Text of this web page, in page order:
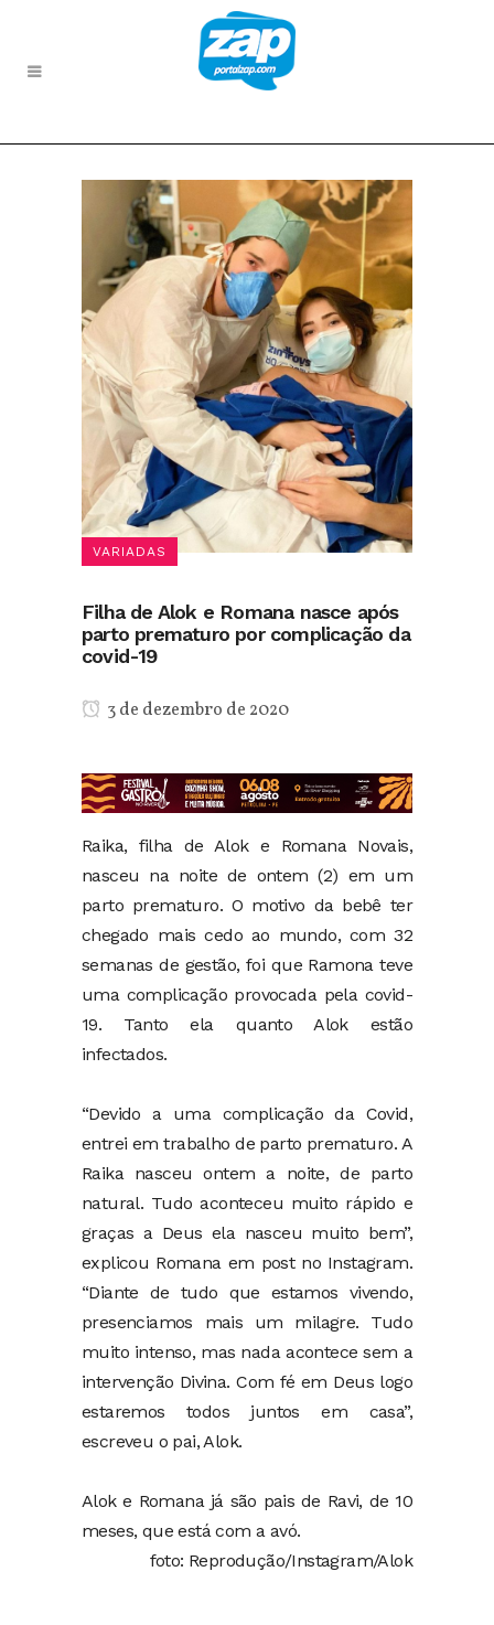
VARIADAS
Filha de Alok e Romana nasce após
parto prematuro por complicação da
covid-19
3 de dezembro de 2020
Raika, filha de Alok e Romana Novais,
nasceu na noite de ontem (2) em um
parto prematuro. O motivo da bebê ter
chegado mais cedo ao mundo, com 32
semanas de gestão, foi que Ramona teve
uma complicação provocada pela covid-
19. Tanto ela quanto Alok estão
infectados.
“Devido a uma complicação da Covid,
entrei em trabalho de parto prematuro. A
Raika nasceu ontem a noite, de parto
natural. Tudo aconteceu muito rápido e
graças a Deus ela nasceu muito bem”,
explicou Romana em post no Instagram.
“Diante de tudo que estamos vivendo,
presenciamos mais um milagre. Tudo
muito intenso, mas nada acontece sem a
intervenção Divina. Com fé em Deus logo
estaremos todos juntos em casa”,
escreveu o pai, Alok.
Alok e Romana já são pais de Ravi, de 10
meses, que está com a avó.
foto: Reprodução/Instagram/Alok